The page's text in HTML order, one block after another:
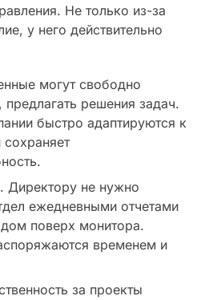
Не только из-за
у него действительно
могут свободно
предлагать решения задач.
быстро адаптируются к
. Директору не нужно
ежедневными отчетами
поверх монитора.
временем и
за проекты